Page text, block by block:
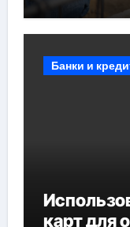
Банки и
карт для